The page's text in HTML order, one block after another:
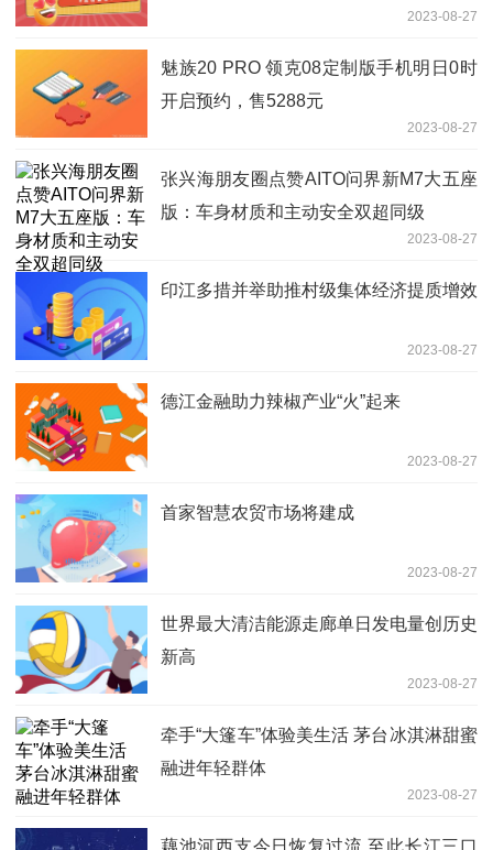
2023-08-27
魅族20 PRO 领克08定制版手机明日0时
开启预约，售5288元
2023-08-27
张兴海朋友圈点赞AITO问界新M7大五座
版：车身材质和主动安全双超同级
2023-08-27
印江多措并举助推村级集体经济提质增效
2023-08-27
德江金融助力辣椒产业“火”起来
2023-08-27
首家智慧农贸市场将建成
2023-08-27
世界最大清洁能源走廊单日发电量创历史
新高
2023-08-27
牵手“大篷车”体验美生活 茅台冰淇淋甜蜜
融进年轻群体
2023-08-27